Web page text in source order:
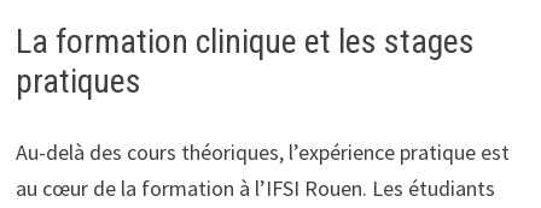
La formation clinique et les stages
pratiques
Au-delà des cours théoriques, l’expérience pratique est
au cœur de la formation à l’IFSI Rouen. Les étudiants